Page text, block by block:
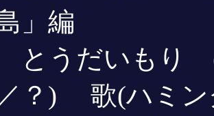
」編
とうだいもり
／？) 歌(ハミン